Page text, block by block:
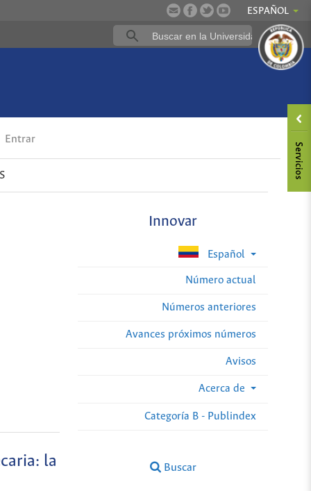
ESPAÑOL
Entrar
Innovar
Español
Número actual
Números anteriores
Avances próximos números
Avisos
Acerca de
Categoría B - Publindex
Buscar
la